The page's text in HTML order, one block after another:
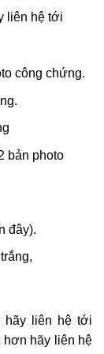
liên hệ tới
công chứng.
bản photo
đây).
hãy liên hệ tới
hơn hãy liên hệ